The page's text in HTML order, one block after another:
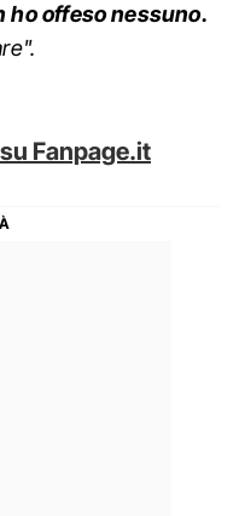
ho offeso nessuno.
Fanpage.it